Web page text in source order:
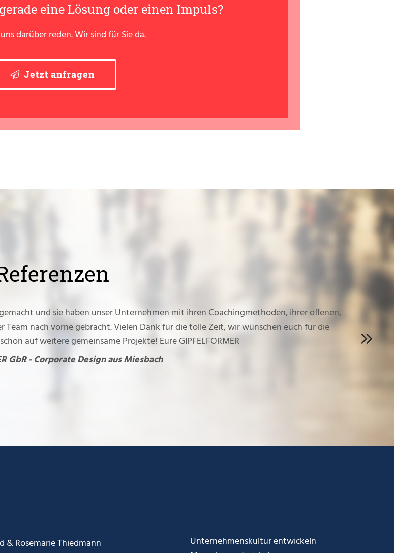
eine Lösung oder einen Impuls?
darüber reden. Wir sind für Sie da.
Jetzt anfragen
und sie haben unser Unternehmen mit ihren Coachingmethoden, ihrer offenen,
nach vorne gebracht. Vielen Dank für die tolle Zeit, wir wünschen euch für die
auf weitere gemeinsame Projekte! Eure GIPFELFORMER
GbR - Corporate Design aus Miesbach
& Rosemarie Thiedmann
Unternehmenskultur entwickeln